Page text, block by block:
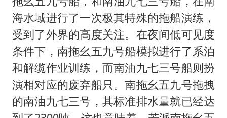
海水域进行了一次极其特殊的拖船演练，
受到了外界的高度关注。在夜间低可见度
条件下，南拖幺五九号船模拟进行了系泊
和解缆作业训练，而南油九七三号船则扮
演相对应的废弃船只。南拖幺五九号拖拽
的南油九七三号，其标准排水量就已经达